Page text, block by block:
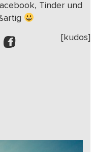
Tinder und
[kudos]